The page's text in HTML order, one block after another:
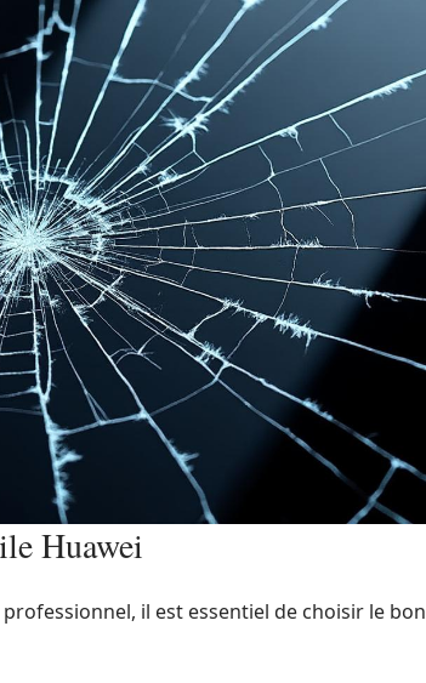
Huawei
il est essentiel de choisir le bon